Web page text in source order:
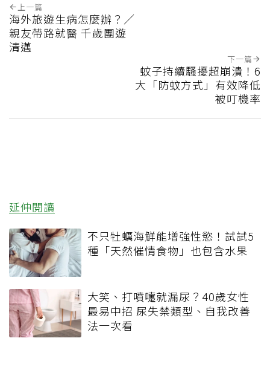
上一篇
海外旅遊生病怎麼辦？／
親友帶路就醫 千歲團遊
清邁
下一篇
蚊子持續騷擾超崩潰！6
大「防蚊方式」有效降低
被叮機率
延伸閱讀
不只牡蠣海鮮能增強性慾！試試5
種「天然催情食物」也包含水果
大笑、打噴嚏就漏尿？40歲女性
最易中招 尿失禁類型、自我改善
法一次看